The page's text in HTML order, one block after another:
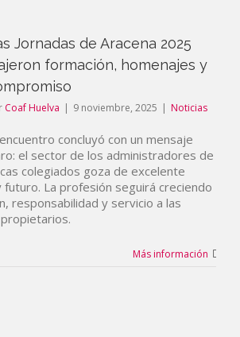
Jornadas de Aracena 2025
formación, homenajes y
Coaf Huelva | 9 noviembre, 2025 | Noticias
concluyó con un mensaje
el sector de los administradores de
colegiados goza de excelente
futuro. La profesión seguirá creciendo
responsabilidad y servicio a las
Más información